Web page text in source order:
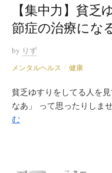
【集中力】貧
節症の治療にな
by りず
メンタルヘルス / 健康
貧乏ゆすりをしてる人を
なあ」 って思ったりしま
む